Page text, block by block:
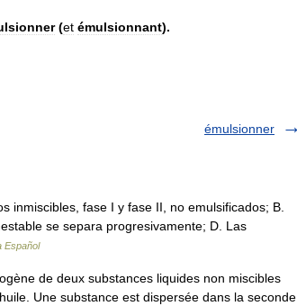
(et émulsionnant).
émulsionner
inmiscibles, fase I y fase II, no emulsificados; B.
se separa progresivamente; D. Las
Español
de deux substances liquides non miscibles
Une substance est dispersée dans la seconde